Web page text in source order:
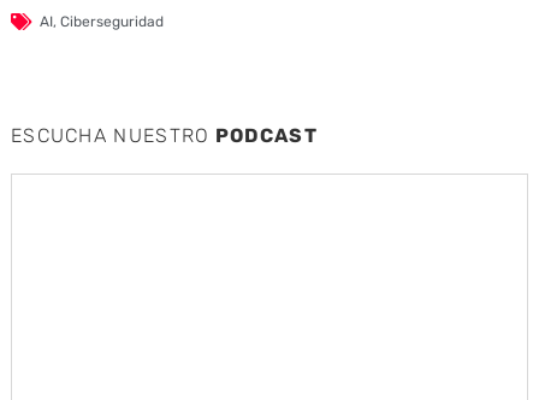
AI, Ciberseguridad
ESCUCHA NUESTRO PODCAST